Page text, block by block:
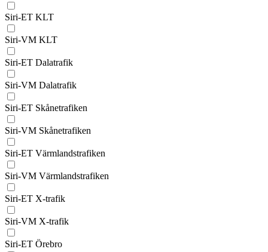
Siri-ET KLT
Siri-VM KLT
Siri-ET Dalatrafik
Siri-VM Dalatrafik
Siri-ET Skånetrafiken
Siri-VM Skånetrafiken
Siri-ET Värmlandstrafiken
Siri-VM Värmlandstrafiken
Siri-ET X-trafik
Siri-VM X-trafik
Siri-ET Örebro